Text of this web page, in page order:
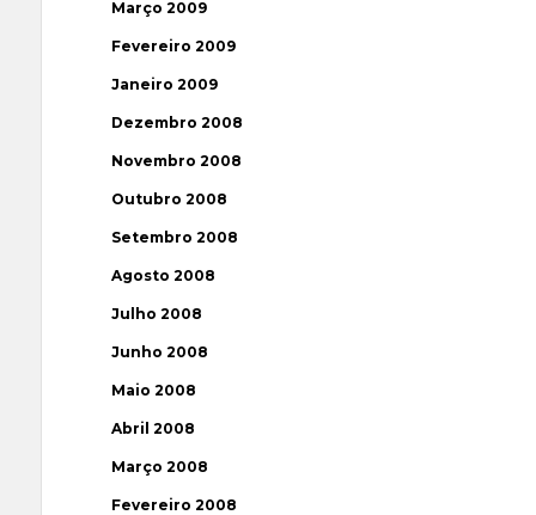
Março 2009
Fevereiro 2009
Janeiro 2009
Dezembro 2008
Novembro 2008
Outubro 2008
Setembro 2008
Agosto 2008
Julho 2008
Junho 2008
Maio 2008
Abril 2008
Março 2008
Fevereiro 2008